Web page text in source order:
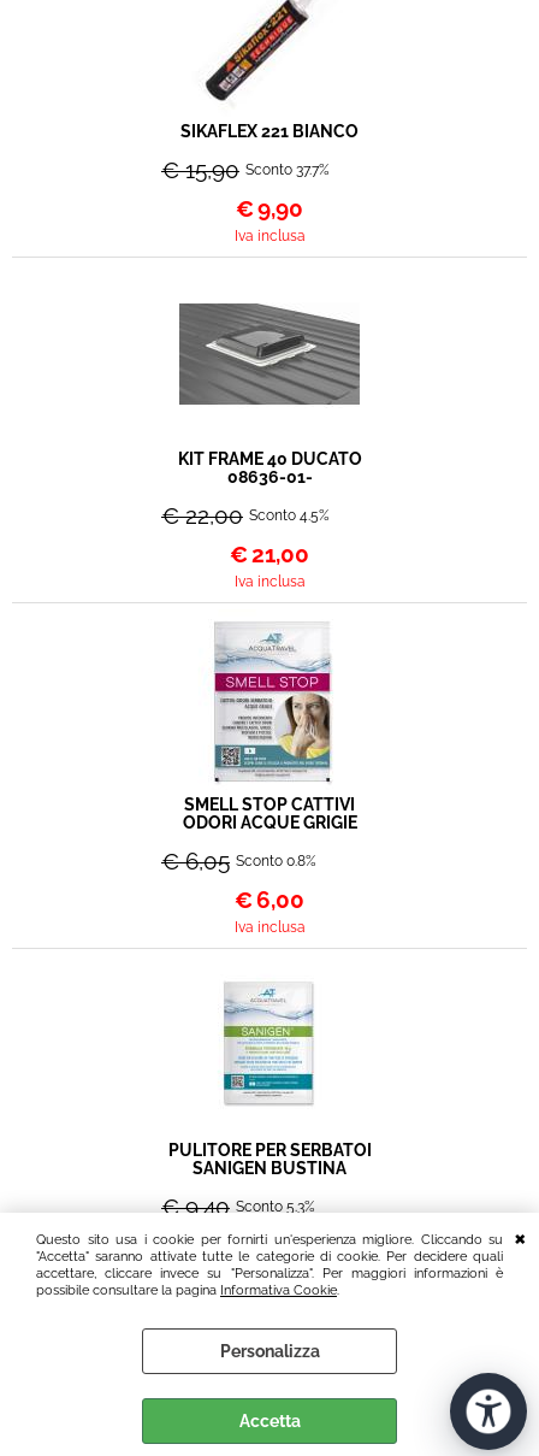
Questo sito usa i cookie per fornirti un'esperienza migliore. Cliccando su
"Accetta" saranno attivate tutte le categorie di cookie. Per decidere quali
accettare, cliccare invece su "Personalizza". Per maggiori informazioni è
possibile consultare la pagina Informativa Cookie.
Personalizza
Accetta
SIKAFLEX 221 BIANCO
€ 15,90 Sconto 37.7%
€9,90
Iva inclusa
KIT FRAME 40 DUCATO
08636-01-
€ 22,00 Sconto 4.5%
€21,00
Iva inclusa
SMELL STOP CATTIVI
ODORI ACQUE GRIGIE
€ 6,05 Sconto 0.8%
€6,00
Iva inclusa
PULITORE PER SERBATOI
SANIGEN BUSTINA
€ 9,40 Sconto 5.3%
€8,90
Iva inclusa